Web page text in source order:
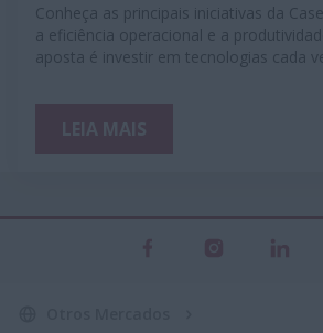
Conheça as principais iniciativas da
a eficiência operacional e a
aposta é investir em tecnologias cada